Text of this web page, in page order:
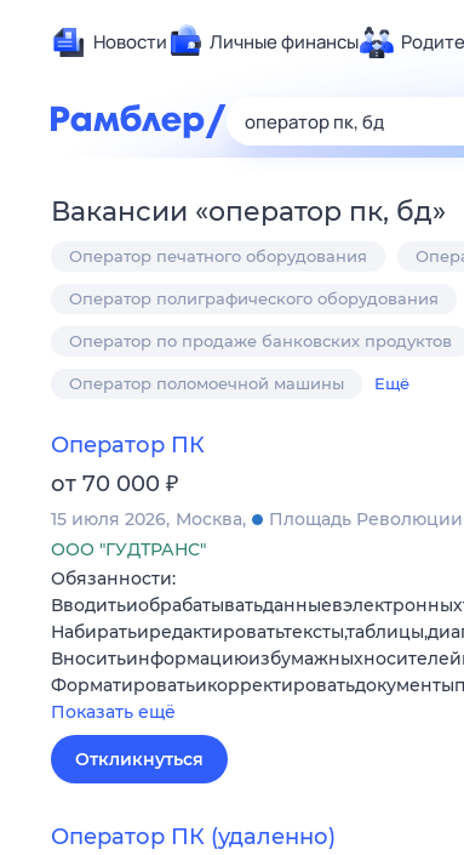
Новости Личные финансы
Вакансии «оператор пк, бд»
Оператор печатного оборудования
Оператор полиграфического оборудования
Оператор по продаже банковских продуктов
Оператор поломоечной машины Ещё
Оператор ПК
от 70 000 ₽
15 июля 2026 Москва
Площадь Революции
ООО "ГУДТРАНС"
Обязанности:
Показать ещё
Откликнуться
Оператор ПК (удаленно)